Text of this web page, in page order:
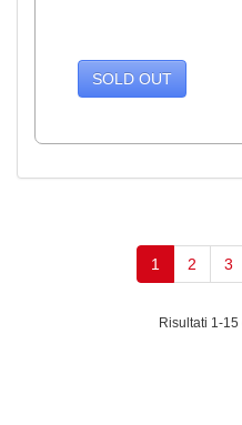
SOLD OUT
1 (current)
2 3
Risultati 1-